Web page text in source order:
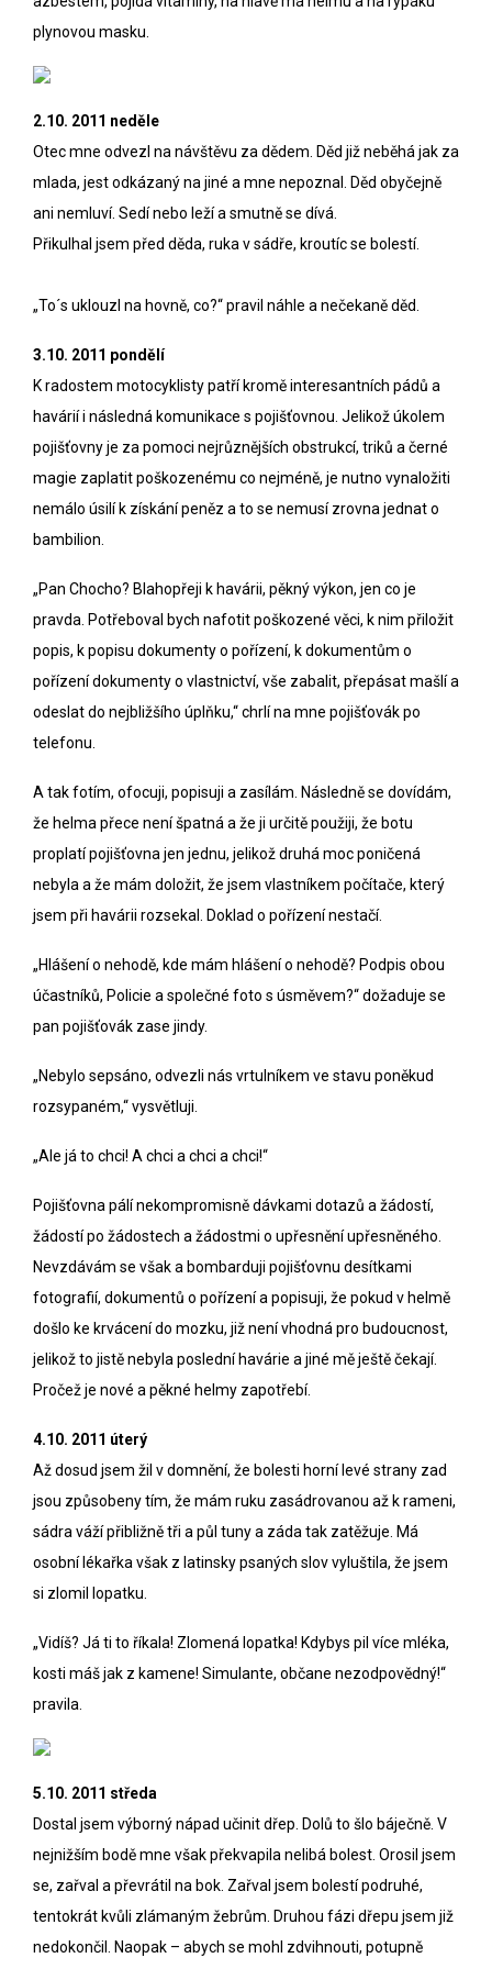
plynovou masku.
2.10. 2011 neděle
Otec mne odvezl na návštěvu za dědem. Děd již neběhá jak za
mlada, jest odkázaný na jiné a mne nepoznal. Děd obyčejně
ani nemluví. Sedí nebo leží a smutně se dívá.
Přikulhal jsem před děda, ruka v sádře, kroutíc se bolestí.
„To´s uklouzl na hovně, co?“ pravil náhle a nečekaně děd.
3.10. 2011 pondělí
K radostem motocyklisty patří kromě interesantních pádů a
havárií i následná komunikace s pojišťovnou. Jelikož úkolem
pojišťovny je za pomoci nejrůznějších obstrukcí, triků a černé
magie zaplatit poškozenému co nejméně, je nutno vynaložiti
nemálo úsilí k získání peněz a to se nemusí zrovna jednat o
bambilion.
„Pan Chocho? Blahopřeji k havárii, pěkný výkon, jen co je
pravda. Potřeboval bych nafotit poškozené věci, k nim přiložit
popis, k popisu dokumenty o pořízení, k dokumentům o
pořízení dokumenty o vlastnictví, vše zabalit, přepásat mašlí a
odeslat do nejbližšího úplňku,“ chrlí na mne pojišťovák po
telefonu.
A tak fotím, ofocuji, popisuji a zasílám. Následně se dovídám,
že helma přece není špatná a že ji určitě použiji, že botu
proplatí pojišťovna jen jednu, jelikož druhá moc poničená
nebyla a že mám doložit, že jsem vlastníkem počítače, který
jsem při havárii rozsekal. Doklad o pořízení nestačí.
„Hlášení o nehodě, kde mám hlášení o nehodě? Podpis obou
účastníků, Policie a společné foto s úsměvem?“ dožaduje se
pan pojišťovák zase jindy.
„Nebylo sepsáno, odvezli nás vrtulníkem ve stavu poněkud
rozsypaném,“ vysvětluji.
„Ale já to chci! A chci a chci a chci!“
Pojišťovna pálí nekompromisně dávkami dotazů a žádostí,
žádostí po žádostech a žádostmi o upřesnění upřesněného.
Nevzdávám se však a bombarduji pojišťovnu desítkami
fotografií, dokumentů o pořízení a popisuji, že pokud v helmě
došlo ke krvácení do mozku, již není vhodná pro budoucnost,
jelikož to jistě nebyla poslední havárie a jiné mě ještě čekají.
Pročež je nové a pěkné helmy zapotřebí.
4.10. 2011 úterý
Až dosud jsem žil v domnění, že bolesti horní levé strany zad
jsou způsobeny tím, že mám ruku zasádrovanou až k rameni,
sádra váží přibližně tři a půl tuny a záda tak zatěžuje. Má
osobní lékařka však z latinsky psaných slov vyluštila, že jsem
si zlomil lopatku.
„Vidíš? Já ti to říkala! Zlomená lopatka! Kdybys pil více mléka,
kosti máš jak z kamene! Simulante, občane nezodpovědný!“
pravila.
5.10. 2011 středa
Dostal jsem výborný nápad učinit dřep. Dolů to šlo báječně. V
nejnižším bodě mne však překvapila nelibá bolest. Orosil jsem
se, zařval a převrátil na bok. Zařval jsem bolestí podruhé,
tentokrát kvůli zlámaným žebrům. Druhou fázi dřepu jsem již
nedokončil. Naopak – abych se mohl zdvihnouti, potupně